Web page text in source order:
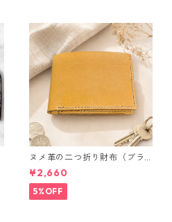
ヌメ革の二つ折り財布（ブラ
ウン系）
¥2,660
5%OFF